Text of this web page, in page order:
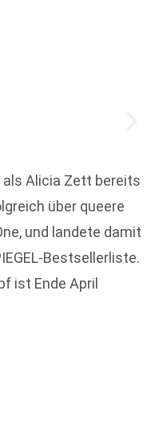
Alicia Zett bereits
über queere
und landete damit
Bestsellerliste.
ist Ende April